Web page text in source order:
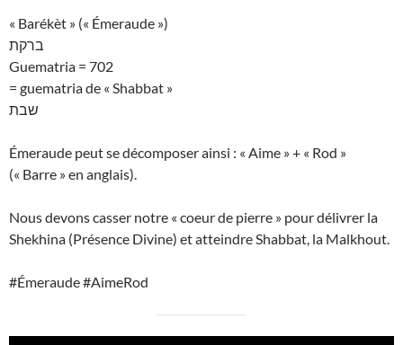
« Barékèt » (« Émeraude »)
ברקת
Guematria = 702
= guematria de « Shabbat »
שבת
Émeraude peut se décomposer ainsi : « Aime » + « Rod »
(« Barre » en anglais).
Nous devons casser notre « coeur de pierre » pour délivrer la
Shekhina (Présence Divine) et atteindre Shabbat, la Malkhout.
#Émeraude #AimeRod